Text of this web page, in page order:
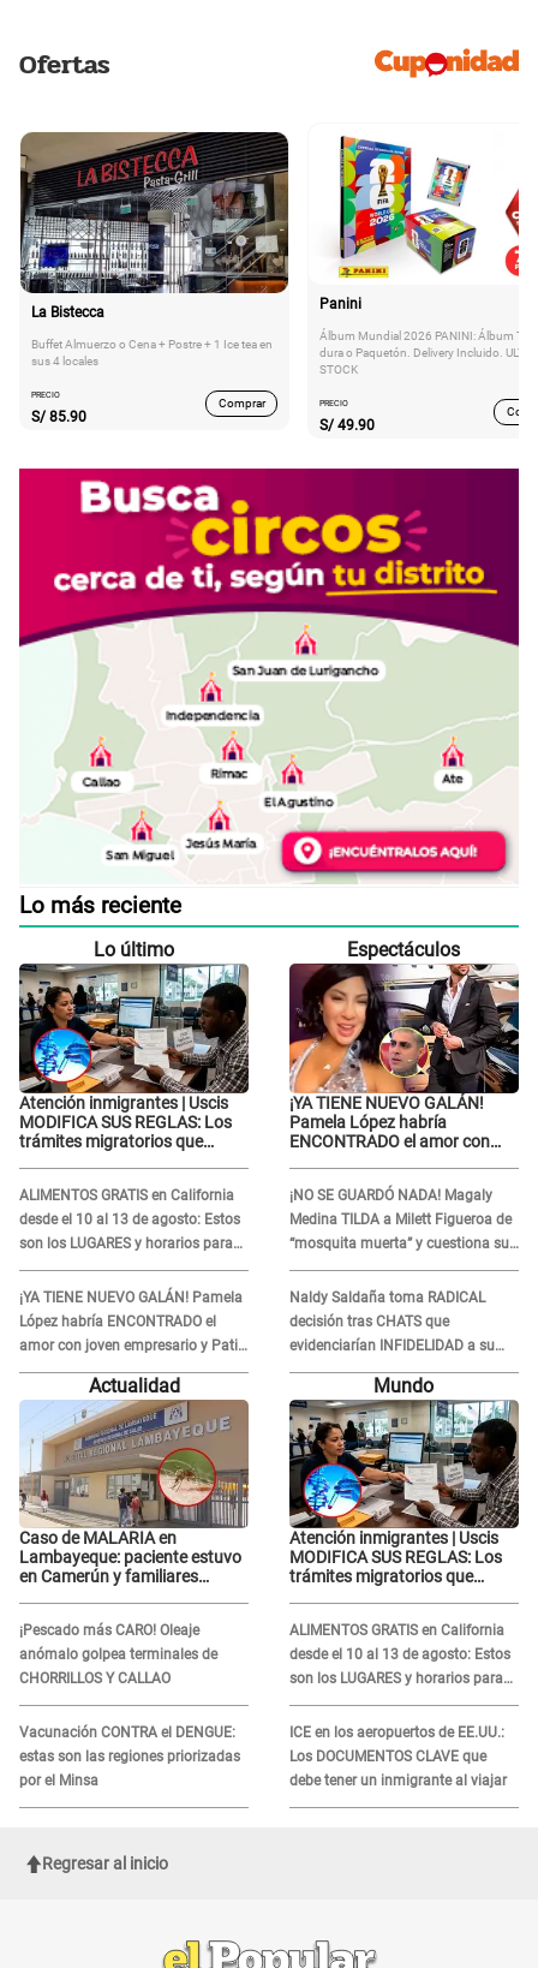
Ofertas
La Bistecca
Buffet Almuerzo o Cena + Postre + 1 Ice tea en
sus 4 locales
PRECIO
S/ 85.90
Comprar
Panini
Álbum Mundial 2026 PANINI: Álbum
dura o Paquetón. Delivery Incluido.
STOCK
PRECIO
S/ 49.90
Lo más reciente
Lo último
Atención inmigrantes | Uscis
MODIFICA SUS REGLAS: Los
trámites migratorios que
ALIMENTOS GRATIS en California
desde el 10 al 13 de agosto: Estos
son los LUGARES y horarios para
recibir la ayuda
¡YA TIENE NUEVO GALÁN! Pamela
López habría ENCONTRADO el
amor con joven empresario y Pati
Lorena la ECHA en VIVO
Espectáculos
¡YA TIENE NUEVO GALÁN!
Pamela López habría
ENCONTRADO el amor con
¡NO SE GUARDÓ NADA! Magaly
Medina TILDA a Milett Figueroa de
“mosquita muerta” y cuestiona su
RECONCILIACIÓN con Marcelo
Tinelli en TV argentina
Naldy Saldaña toma RADICAL
decisión tras CHATS que
evidenciarían INFIDELIDAD a su
novio con animador de 'La Bella
Luz': "Un día..."
Actualidad
Caso de MALARIA en
Lambayeque: paciente estuvo
en Camerún y familiares
¡Pescado más CARO! Oleaje
anómalo golpea terminales de
CHORRILLOS Y CALLAO
Vacunación CONTRA el DENGUE:
estas son las regiones priorizadas
por el Minsa
Mundo
Atención inmigrantes | Uscis
MODIFICA SUS REGLAS: Los
trámites migratorios que
ALIMENTOS GRATIS en California
desde el 10 al 13 de agosto: Estos
son los LUGARES y horarios para
recibir la ayuda
ICE en los aeropuertos de EE.UU.:
Los DOCUMENTOS CLAVE que
debe tener un inmigrante al viajar
Regresar al inicio